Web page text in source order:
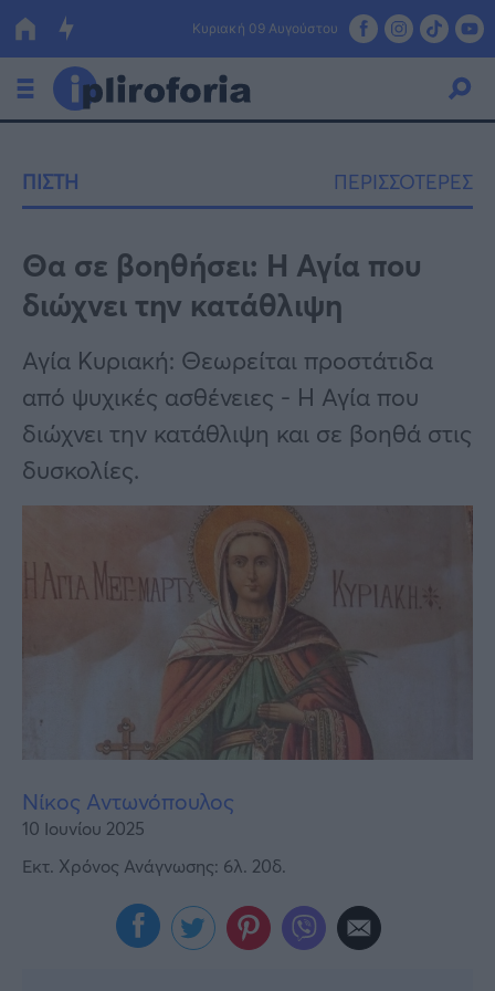
Κυριακή 09 Αυγούστου
Οικονομία
Πολιτική
Τράπεζες
Επιδοτήσεις
ΕΣΠΑ
Κόσμος
Lifestyle
Αθλητικά
Υγεία
Καιρός
ΠΙΣΤΗ ΠΕΡΙΣΣΟΤΕΡΕΣ
Θα σε βοηθήσει: Η Αγία που
διώχνει την κατάθλιψη
Αγία Κυριακή: Θεωρείται προστάτιδα
από ψυχικές ασθένειες - Η Αγία που
διώχνει την κατάθλιψη και σε βοηθά στις
δυσκολίες.
Νίκος Αντωνόπουλος
10 Ιουνίου 2025
Εκτ. Χρόνος Ανάγνωσης: 6λ. 20δ.